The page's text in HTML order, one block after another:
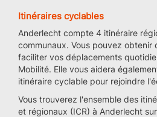
Itinéraires cyclables
Anderlecht compte 4 itinéraire
communaux. Vous pouvez obtenir
faciliter vos déplacements
Mobilité. Elle vous aidera
itinéraire cyclable pour rejoindre
Vous trouverez l'ensemble des
et régionaux (ICR) à Anderlecht sur